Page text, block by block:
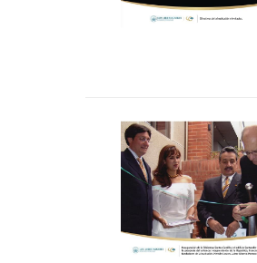
Inauguración de la
Biblioteca Santos Castillo
Santos Castillos y el
edificio Santander en el
Dr. Francisco Santos con